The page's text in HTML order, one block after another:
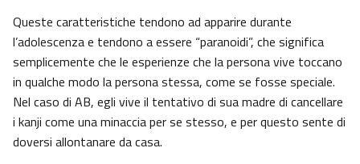
Queste caratteristiche tendono ad apparire durante
l’adolescenza e tendono a essere “paranoidi”, che significa
semplicemente che le esperienze che la persona vive toccano
in qualche modo la persona stessa, come se fosse speciale.
Nel caso di AB, egli vive il tentativo di sua madre di cancellare
i kanji come una minaccia per se stesso, e per questo sente di
doversi allontanare da casa.